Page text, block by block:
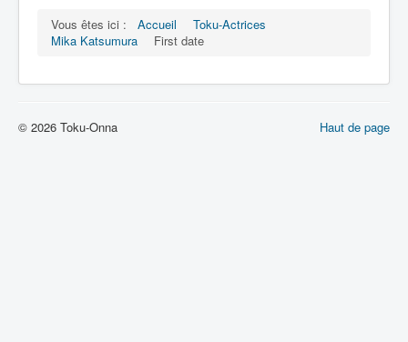
Vous êtes ici :
Accueil
Toku-Actrices
Mika Katsumura
First date
Haut de page
© 2026 Toku-Onna